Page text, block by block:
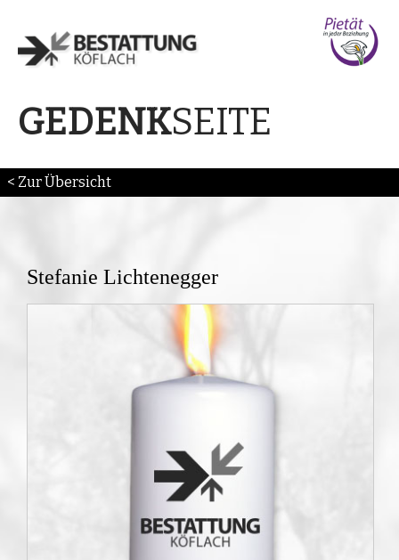
GEDENKSEITE
< Zur Übersicht
Stefanie Lichtenegger